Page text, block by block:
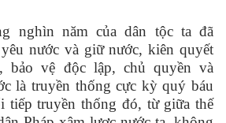
nghìn năm của dân tộc ta đã
nước và giữ nước, kiên quyết
bảo vệ độc lập, chủ quyền và
là truyền thống cực kỳ quý báu
tiếp truyền thống đó, từ giữa thế